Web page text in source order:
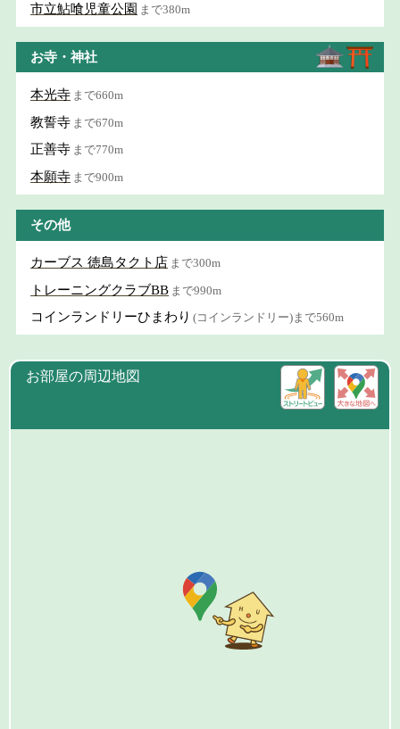
市立鮎喰児童公園 まで380m
お寺・神社
本光寺 まで660m
教誓寺 まで670m
正善寺 まで770m
本願寺 まで900m
その他
カーブス 徳島タクト店 まで300m
トレーニングクラブBB まで990m
コインランドリーひまわり (コインランドリー)まで560m
お部屋の周辺地図